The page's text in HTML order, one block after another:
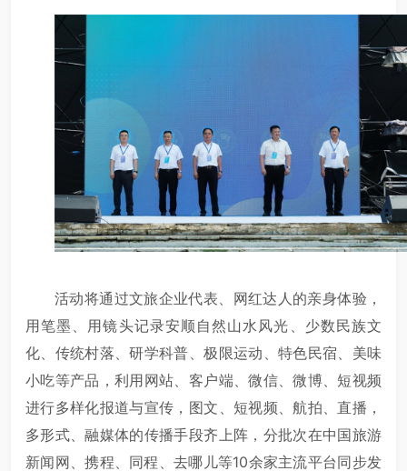
活动将通过文旅企业代表、网红达人的亲身体验，
用笔墨、用镜头记录安顺自然山水风光、少数民族文
化、传统村落、研学科普、极限运动、特色民宿、美味
小吃等产品，利用网站、客户端、微信、微博、短视频
进行多样化报道与宣传，图文、短视频、航拍、直播，
多形式、融媒体的传播手段齐上阵，分批次在中国旅游
新闻网、携程、同程、去哪儿等10余家主流平台同步发